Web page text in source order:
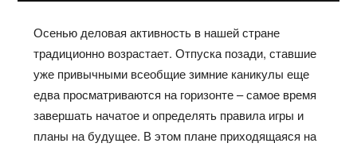
Осенью деловая активность в нашей стране
традиционно возрастает. Отпуска позади, ставшие
уже привычными всеобщие зимние каникулы еще
едва просматриваются на горизонте – самое время
завершать начатое и определять правила игры и
планы на будущее. В этом плане приходящаяся на